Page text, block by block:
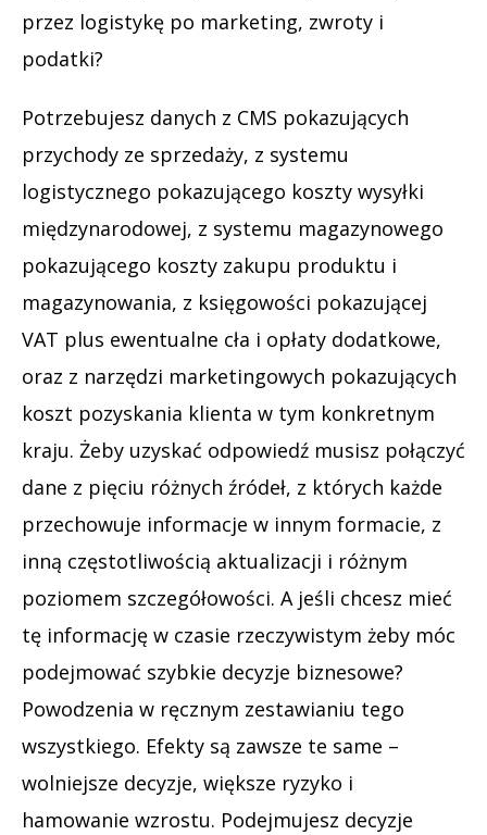
przez logistykę po marketing, zwroty i
podatki?
Potrzebujesz danych z CMS pokazujących
przychody ze sprzedaży, z systemu
logistycznego pokazującego koszty wysyłki
międzynarodowej, z systemu magazynowego
pokazującego koszty zakupu produktu i
magazynowania, z księgowości pokazującej
VAT plus ewentualne cła i opłaty dodatkowe,
oraz z narzędzi marketingowych pokazujących
koszt pozyskania klienta w tym konkretnym
kraju. Żeby uzyskać odpowiedź musisz połączyć
dane z pięciu różnych źródeł, z których każde
przechowuje informacje w innym formacie, z
inną częstotliwością aktualizacji i różnym
poziomem szczegółowości. A jeśli chcesz mieć
tę informację w czasie rzeczywistym żeby móc
podejmować szybkie decyzje biznesowe?
Powodzenia w ręcznym zestawianiu tego
wszystkiego. Efekty są zawsze te same –
wolniejsze decyzje, większe ryzyko i
hamowanie wzrostu. Podejmujesz decyzje